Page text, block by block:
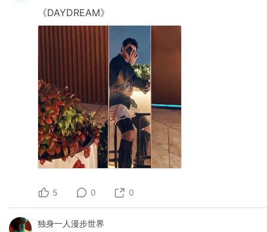
《DAYDREAM》
5 0 0
独身一人漫步世界